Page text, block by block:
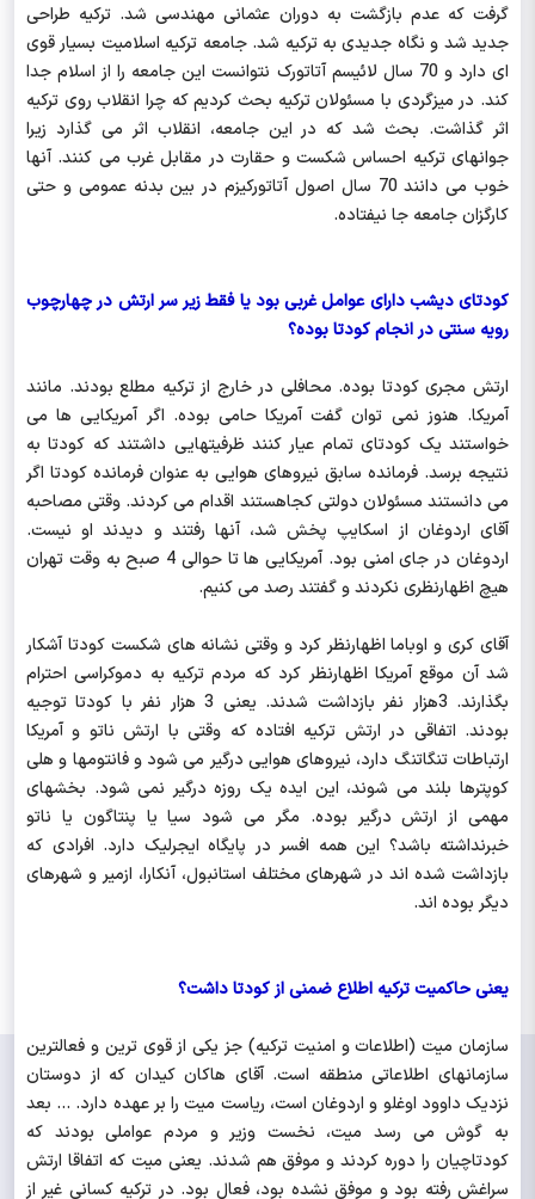
گرفت که عدم بازگشت به دوران عثمانی مهندسی شد. ترکیه طراحی
جدید شد و نگاه جدیدی به ترکیه شد. جامعه ترکیه اسلامیت بسیار قوی
ای دارد و 70 سال لائیسم آتاتورک نتوانست این جامعه را از اسلام جدا
کند. در میزگردی با مسئولان ترکیه بحث کردیم که چرا انقلاب روی ترکیه
اثر گذاشت. بحث شد که در این جامعه، انقلاب اثر می گذارد زیرا
جوانهای ترکیه احساس شکست و حقارت در مقابل غرب می کنند. آنها
خوب می دانند 70 سال اصول آتاتورکیزم در بین بدنه عمومی و حتی
کارگزان جامعه جا نیفتاده.
کودتای دیشب دارای عوامل غربی بود یا فقط زیر سر ارتش در چهارچوب
رویه سنتی در انجام کودتا بوده؟
ارتش مجری کودتا بوده. محافلی در خارج از ترکیه مطلع بودند. مانند
آمریکا. هنوز نمی توان گفت آمریکا حامی بوده. اگر آمریکایی ها می
خواستند یک کودتای تمام عیار کنند ظرفیتهایی داشتند که کودتا به
نتیجه برسد. فرمانده سابق نیروهای هوایی به عنوان فرمانده کودتا اگر
می دانستند مسئولان دولتی کجاهستند اقدام می کردند. وقتی مصاحبه
آقای اردوغان از اسکایپ پخش شد، آنها رفتند و دیدند او نیست.
اردوغان در جای امنی بود. آمریکایی ها تا حوالی 4 صبح به وقت تهران
هیچ اظهارنظری نکردند و گفتند رصد می کنیم.
آقای کری و اوباما اظهارنظر کرد و وقتی نشانه های شکست کودتا آشکار
شد آن موقع آمریکا اظهارنظر کرد که مردم ترکیه به دموکراسی احترام
بگذارند. 3هزار نفر بازداشت شدند. یعنی 3 هزار نفر با کودتا توجیه
بودند. اتفاقی در ارتش ترکیه افتاده که وقتی با ارتش ناتو و آمریکا
ارتباطات تنگاتنگ دارد، نیروهای هوایی درگیر می شود و فانتومها و هلی
کوپترها بلند می شوند، این ایده یک روزه درگیر نمی شود. بخشهای
مهمی از ارتش درگیر بوده. مگر می شود سیا یا پنتاگون یا ناتو
خبرنداشته باشد؟ این همه افسر در پایگاه ایجرلیک دارد. افرادی که
بازداشت شده اند در شهرهای مختلف استانبول، آنکارا، ازمیر و شهرهای
دیگر بوده اند.
یعنی حاکمیت ترکیه اطلاع ضمنی از کودتا داشت؟
سازمان میت (اطلاعات و امنیت ترکیه) جز یکی از قوی ترین و فعالترین
سازمانهای اطلاعاتی منطقه است. آقای هاکان کیدان که از دوستان
نزدیک داوود اوغلو و اردوغان است، ریاست میت را بر عهده دارد. ... بعد
به گوش می رسد میت، نخست وزیر و مردم عواملی بودند که
کودتاچیان را دوره کردند و موفق هم شدند. یعنی میت که اتفاقا ارتش
سراغش رفته بود و موفق نشده بود، فعال بود. در ترکیه کسانی غیر از